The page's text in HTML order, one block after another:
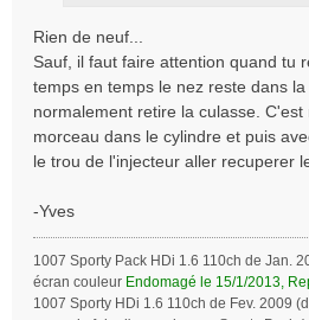
Rien de neuf...
Sauf, il faut faire attention quand tu
temps en temps le nez reste dans
normalement retire la culasse.
morceau dans le cylindre et puis
le trou de l'injecteur aller recuperer
-Yves
1007 Sporty Pack HDi 1.6 110ch de Jan.
écran couleur Endomagé le 15/1/2013,
1007 Sporty HDi 1.6 110ch de Fev. 2009